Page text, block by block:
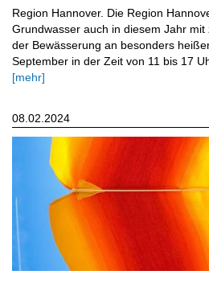
Region Hannover. Die Region
Grundwasser auch in diesem Jahr
der Bewässerung an besonders
September in der Zeit von 11 bis 17
[mehr]
08.02.2024